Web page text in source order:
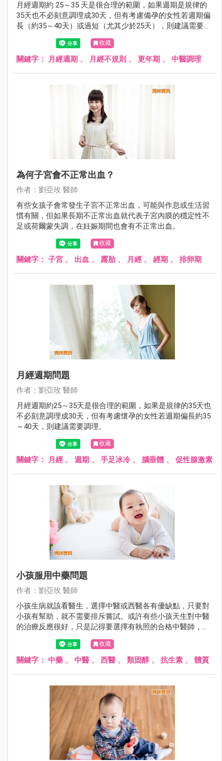
月經週期約 25～35 天是很合理的範圍，如果週期是規律的
35天也不必刻意調理成30天，但有考慮備孕的女性若週期偏
長（約35～40天）或過短（尤其少於25天），則建議需要積
收藏
關鍵字： 月經週期 、 月經不規則 、 更年期 、 中醫調理
為何子宮會不正常出血？
作者：劉亞玫 醫師
有些女孩子會常發生子宮不正常出血，可能與作息或生活習
慣有關，但如果長期不正常出血就代表子宮內膜的穩定性不
足或荷爾蒙失調，在妊娠期間也會有不正常出血。
收藏
關鍵字： 子宮 、 出血 、 露胎、 月經 、 經期 、 排卵期
月經週期問題
作者：劉亞玫 醫師
月經週期約25～35天是很合理的範圍，如果是規律的35天也
不必刻意調理成30天，但有考慮懷孕的女性若週期偏長約35
～40天，則建議需要調理。
收藏
關鍵字： 月經 、 週期 、 手足冰冷 、 腦垂體 、 促性腺激素
小孩服用中藥問題
作者：劉亞玫 醫師
小孩生病就該看醫生，選擇中醫或西醫各有優缺點，只要對
小孩有幫助，就不需要排斥嘗試。或許有些小孩天生對中醫
的治療反應很好，只是記得要選擇有執照的合格中醫師，才
比較有保障。
收藏
關鍵字： 中藥 、 中醫 、 西醫 、 類固醇、 抗生素 、 體質